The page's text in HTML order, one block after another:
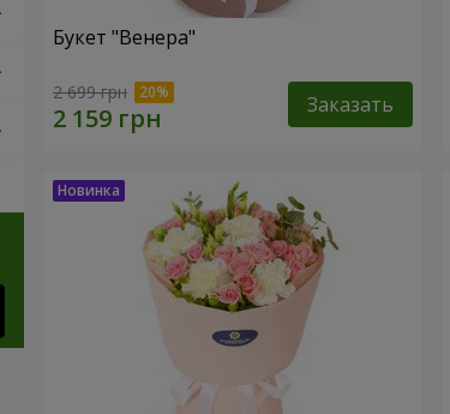
Букет "Венера"
2 699 грн Заказать